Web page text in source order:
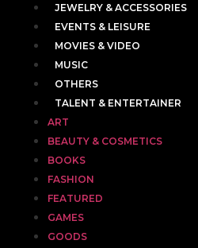
JEWELRY & ACCESSORIES
EVENTS & LEISURE
MOVIES & VIDEO
MUSIC
OTHERS
TALENT & ENTERTAINER
ART
BEAUTY & COSMETICS
BOOKS
FASHION
FEATURED
GAMES
GOODS